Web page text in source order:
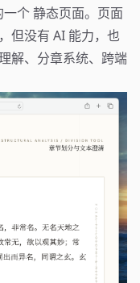
一个静态页面。页面
但没有 AI 能力，也
解、分章系统、跨端